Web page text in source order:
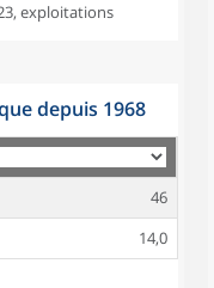
exploitations
depuis 1968
46
14,0